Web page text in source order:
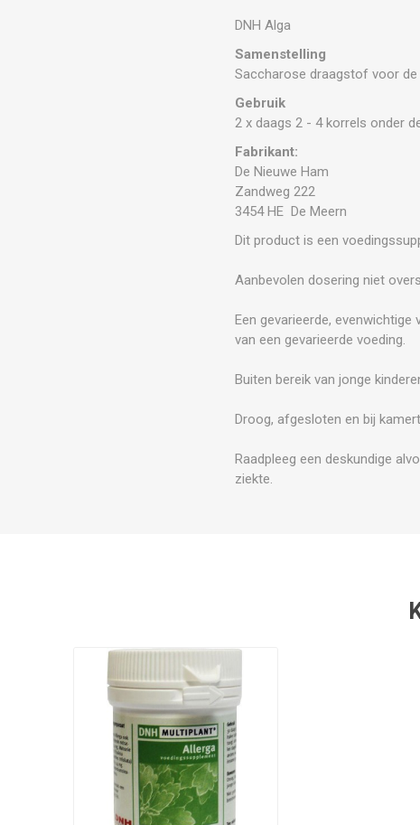
DNH Alga
Samenstelling
Saccharose draagstof voor
Gebruik
2 x daags 2 - 4 korrels onder
Fabrikant:
De Nieuwe Ham
Zandweg 222
3454 HE De Meern
Dit product is een
Aanbevolen dosering niet
Een gevarieerde,
van een gevarieerde voeding.
Buiten bereik van jonge
Droog, afgesloten en bij
Raadpleeg een deskundige
ziekte.